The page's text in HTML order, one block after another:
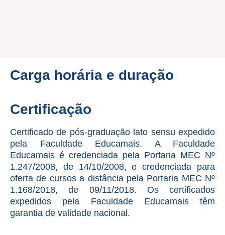
Carga horária e duração
Certificação
Certificado de pós-graduação lato sensu expedido
pela Faculdade Educamais. A Faculdade
Educamais é credenciada pela Portaria MEC Nº
1.247/2008, de 14/10/2008, e credenciada para
oferta de cursos a distância pela Portaria MEC Nº
1.168/2018, de 09/11/2018. Os certificados
expedidos pela Faculdade Educamais têm
garantia de validade nacional.